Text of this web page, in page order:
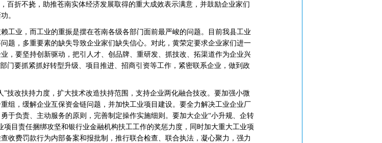
百折不挠，助推苍南实体经济发展取得的重大成效表示满意，并鼓励企业家们
。
工业，而工业的重振是摆在苍南各级各部门面前最严峻的问题。目前我县工业
题，多重要素的缺失导致企业家们缺失信心。对此，黄荣定要求企业家们进一
，要坚持创新驱动，把引人才、创品牌、重研发、抓技改、拓渠道作为企业兴
门要抓紧抓好转型升级、项目推进、招商引资等工作，紧密联系企业，做到政
技改扶持力度，扩大技术改造扶持范围，支持企业两化融合技改。要加强小微
组，缓解企业互保资金链问题，并加快工业项目建设。要全力解决工业企业厂
于负责、主动服务的原则，完善制定操作实施细则。要加大企业“小升规、企转
目责任捆绑攻坚和银行业金融机构扶工工作的奖惩力度，同时加大重大工业项
收费罚款行为内部备案和报批制，推行联合检查、联合执法，凝心聚力，强力